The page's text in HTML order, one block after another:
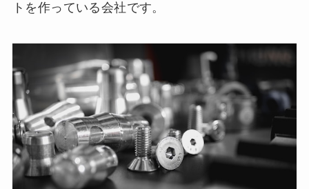
トを作っている会社です。